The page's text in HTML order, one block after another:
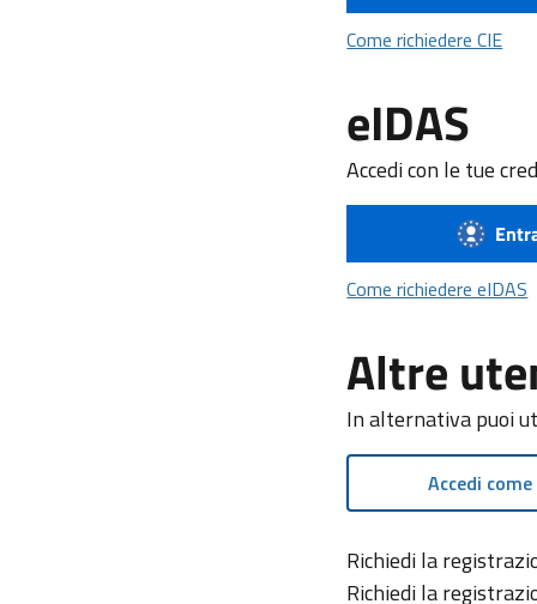
Come richiedere CIE
eIDAS
Accedi con le tue
Come richiedere eIDAS
Altre
In alternativa puoi
Accedi
Richiedi la
Richiedi la